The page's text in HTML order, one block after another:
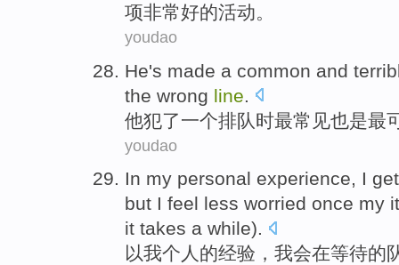
项非常好的活动。
youdao
He's made a common and
the wrong line
他犯了一个排队 时最常见也是最
youdao
In my personal experience, I
but I feel less worried once my
it takes a while).
以我个人 的经验 ， 我会在等待的